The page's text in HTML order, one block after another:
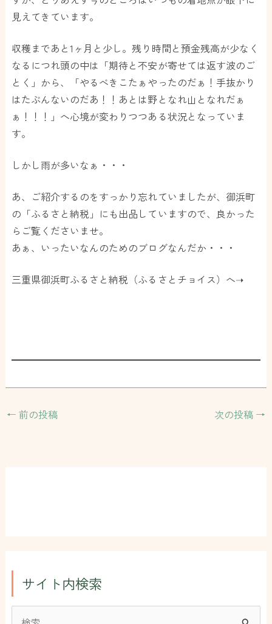
見えてきています。
収穫まであと1ヶ月と少し。残り時間と預金残高が少なく
なるにつれ頭の中は「期待と不安が寄せては返す波のご
とく」から、「やるべきこたぁやったのだぁ！手抜かり
はたぶんないのだあ！！あとは野となれ山となれだぁ
ぁ！！！」へ心境が変わりつつある状況となっていま
す。
しかし雨が多いなぁ・・・
あ、ご紹介するのをすっかり忘れていましたが、御浜町
の「ふるさと納税」にも出品していますので、良かった
らご覧くださいませ。
あぁ、いったいなんのためのブログなんだか・・・
三重県御浜町ふるさと納税（ふるさとチョイス）へ➝
← 前の投稿 次の投稿 →
サイト内検索